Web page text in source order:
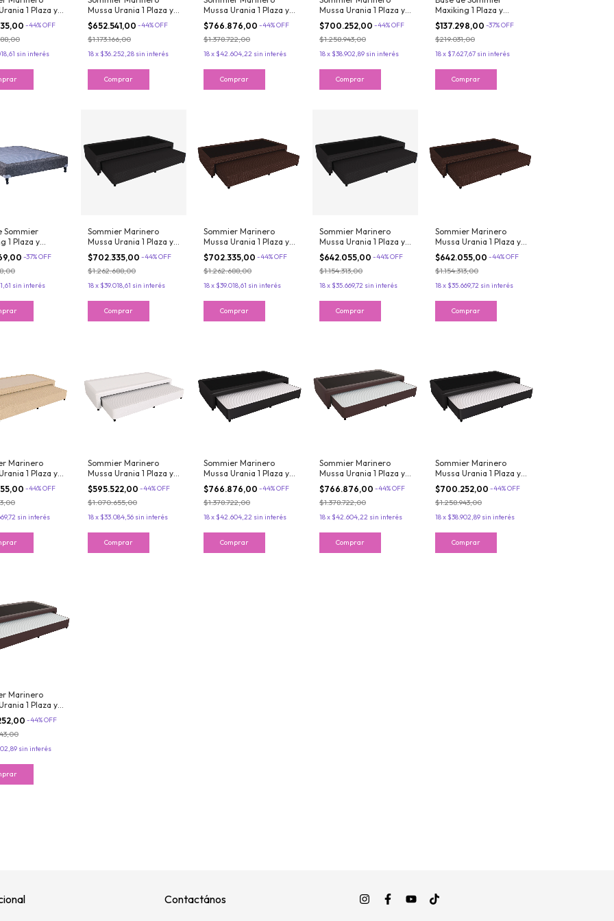
1 Plaza y
cm
Bonnell
color Tostado
-44%OFF
sin interés
Mussa Urania 1 Plaza y
media 100x200 cm
Resortes Bonnell
Jackard Blanco
$652.541,00 -44%OFF
$1.173.166,00
18x $36.252,28 sin interés
Mussa Urania 1 Plaza y
media 100x200 cm
Resortes Bonnell
Ecocuero Color Crudo
$766.876,00 -44%OFF
$1.378.722,00
18x $42.604,22 sin interés
Mussa Urania 1 Plaza y
media 90x190 cm
Resortes Bonnell
Ecocuero Color Crudo
$700.252,00 -44%OFF
$1.258.943,00
18x $38.902,89 sin interés
Maxiking 1 Plaza y
Media 90x190cm
Jackard Azul
$137.298,00 -37%OFF
$219.031,00
18x $7.627,67 sin interés
Sommier
1 Plaza y
Tela de
-37%OFF
sin interés
Sommier Marinero
Mussa Urania 1 Plaza y
media 100x200 cm
Resortes Bonnell
Chenille color Negro
$702.335,00 -44%OFF
$1.262.688,00
18x $39.018,61 sin interés
Sommier Marinero
Mussa Urania 1 Plaza y
media 100x200 cm
Resortes Bonnell
Chenille color
Chocolate
$702.335,00 -44%OFF
$1.262.688,00
18x $39.018,61 sin interés
Sommier Marinero
Mussa Urania 1 Plaza y
media 90x190 cm
Resortes Bonnell
Chenille color Negro
$642.055,00 -44%OFF
$1.154.313,00
18x $35.669,72 sin interés
Sommier Marinero
Mussa Urania 1 Plaza y
media 90x190 cm
Resortes Bonnell
Chenille color
Chocolate
$642.055,00 -44%OFF
$1.154.313,00
18x $35.669,72 sin interés
Marinero
1 Plaza y
cm
Bonnell
color Tostado
-44%OFF
sin interés
Sommier Marinero
Mussa Urania 1 Plaza y
media 90x190 cm
Resortes Bonnell
Jackard Blanco
$595.522,00 -44%OFF
$1.070.655,00
18x $33.084,56 sin interés
Sommier Marinero
Mussa Urania 1 Plaza y
media 100x200 cm
Resortes Bonnell
Ecocuero Negro
$766.876,00 -44%OFF
$1.378.722,00
18x $42.604,22 sin interés
Sommier Marinero
Mussa Urania 1 Plaza y
media 100x200 cm
Resortes Bonnell
Ecocuero Marron
$766.876,00 -44%OFF
$1.378.722,00
18x $42.604,22 sin interés
Sommier Marinero
Mussa Urania 1 Plaza y
media 90x190 cm
Resortes Bonnell
Ecocuero Negro
$700.252,00 -44%OFF
$1.258.943,00
18x $38.902,89 sin interés
Marinero
1 Plaza y
cm
Bonnell
Marron
-44%OFF
sin interés
Contactános